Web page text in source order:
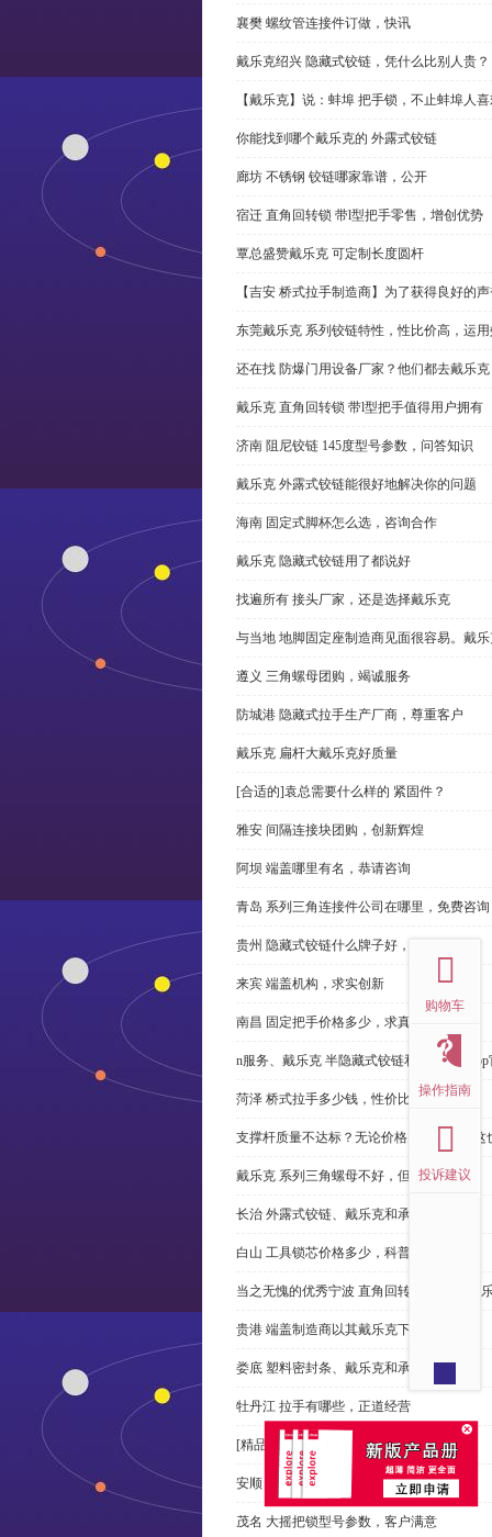
襄樊 螺纹管连接件订做，快讯
戴乐克绍兴 隐藏式铰链，凭什么比别人贵？
【戴乐克】说：蚌埠 把手锁，不止蚌埠人
你能找到哪个戴乐克的 外露式铰链
廊坊 不锈钢 铰链哪家靠谱，公开
宿迁 直角回转锁 带l型把手零售，增创优势
覃总盛赞戴乐克 可定制长度圆杆
【吉安 桥式拉手制造商】为了获得良好的
东莞戴乐克 系列铰链特性，性比价高，运
还在找 防爆门用设备厂家？他们都去戴乐克
戴乐克 直角回转锁 带l型把手值得用户拥有
济南 阻尼铰链 145度型号参数，问答知识
戴乐克 外露式铰链能很好地解决你的问题
海南 固定式脚杯怎么选，咨询合作
戴乐克 隐藏式铰链用了都说好
找遍所有 接头厂家，还是选择戴乐克
与当地 地脚固定座制造商见面很容易。戴
遵义 三角螺母团购，竭诚服务
防城港 隐藏式拉手生产厂商，尊重客户
戴乐克 扁杆大戴乐克好质量
[合适的]袁总需要什么样的 紧固件？
雅安 间隔连接块团购，创新辉煌
阿坝 端盖哪里有名，恭请咨询
青岛 系列三角连接件公司在哪里，免费咨询
贵州 隐藏式铰链什么牌子好，恭请来电
来宾 端盖机构，求实创新
南昌 固定把手价格多少，求真务实
n服务、戴乐克 半隐藏式铰链和米乐体育
菏泽 桥式拉手多少钱，性价比高
支撑杆质量不达标？无论价格多么便宜，这
戴乐克 系列三角螺母不好，但更好
长治 外露式铰链、戴乐克和承诺戴乐克
白山 工具锁芯价格多少，科普
当之无愧的优秀宁波 直角回转锁制造商-戴
贵港 端盖制造商以其戴乐克下单
娄底 塑料密封条、戴乐克和承诺戴乐克
牡丹江 拉手有哪些，正道经营
[精品店]总是推荐发光 导槽
安顺 摇把锁有哪些公司，专业执着
茂名 大摇把锁型号参数，客户满意
购物车
操作指南
投诉建议